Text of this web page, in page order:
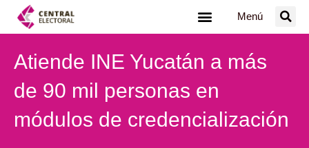
Menú
Atiende INE Yucatán a más
de 90 mil personas en
módulos de credencialización